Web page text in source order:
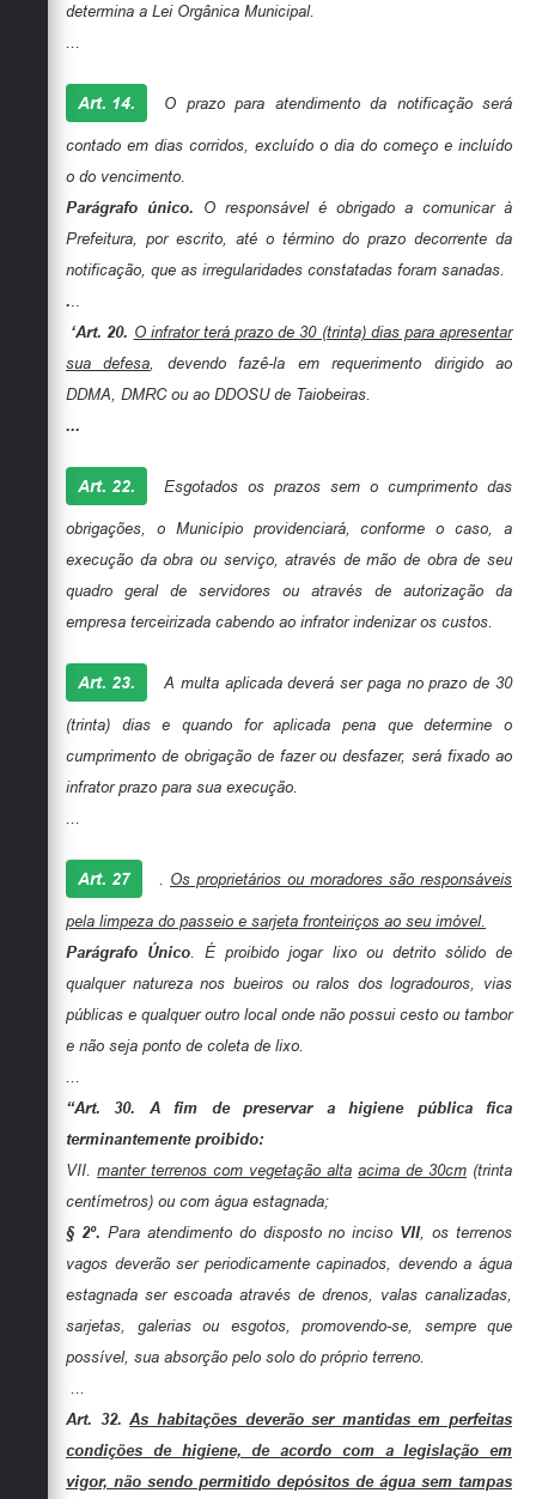
determina a Lei Orgânica Municipal.
Art. 14. O prazo para atendimento da notificação será
contado em dias corridos, excluído o dia do começo e incluído
o do vencimento.
Parágrafo único. O responsável é obrigado a comunicar à
Prefeitura, por escrito, até o término do prazo decorrente da
notificação, que as irregularidades constatadas foram sanadas.
.
‘Art. 20. O infrator terá prazo de 30 (trinta) dias para apresentar
sua defesa , devendo fazê-la em requerimento dirigido ao
DDMA, DMRC ou ao DDOSU de Taiobeiras.
...
Art. 22. Esgotados os prazos sem o cumprimento das
obrigações, o Município providenciará, conforme o caso, a
execução da obra ou serviço, através de mão de obra de seu
quadro geral de servidores ou através de autorização da
empresa terceirizada cabendo ao infrator indenizar os custos.
Art. 23. A multa aplicada deverá ser paga no prazo de 30
(trinta) dias e quando for aplicada pena que determine o
cumprimento de obrigação de fazer ou desfazer, será fixado ao
infrator prazo para sua execução.
Art. 27 Os proprietários ou moradores são responsáveis
pela limpeza do passeio e sarjeta fronteiriços ao seu imóvel.
Parágrafo Único . É proibido jogar lixo ou detrito sólido de
qualquer natureza nos bueiros ou ralos dos logradouros, vias
públicas e qualquer outro local onde não possui cesto ou tambor
e não seja ponto de coleta de lixo.
“Art. 30. A fim de preservar a higiene pública fica
terminantemente proibido:
VII. manter terrenos com vegetação alta acima de 30cm (trinta
centímetros) ou com água estagnada;
§ 2º. Para atendimento do disposto no inciso VII, os terrenos
vagos deverão ser periodicamente capinados, devendo a água
estagnada ser escoada através de drenos, valas canalizadas,
sarjetas, galerias ou esgotos, promovendo-se, sempre que
possível, sua absorção pelo solo do próprio terreno.
Art. 32.As habitações deverão ser mantidas em perfeitas
condições de higiene, de acordo com a legislação em
vigor, não sendo permitido depósitos de água sem tampas